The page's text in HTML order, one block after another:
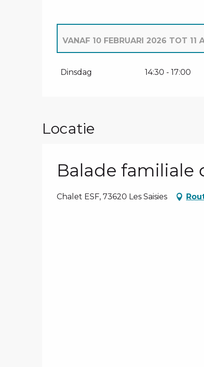
VANAF1 JANUARI 2026TOT3
VANAF 10 FEBRUARI 2026 TOT 11
Dinsdag 14:30 - 17:00
Locatie
Balade familiale
Chalet ESF, 73620 Les Saisies